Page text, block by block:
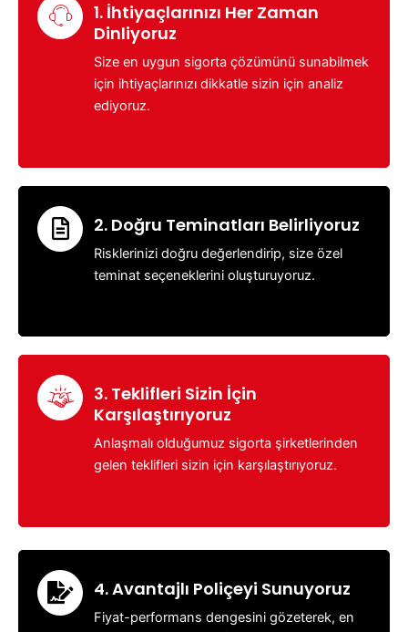
1. İhtiyaçlarınızı Her Zaman
Dinliyoruz
Size en uygun sigorta çözümünü sunabilmek
için ihtiyaçlarınızı dikkatle sizin için analiz
ediyoruz.
2. Doğru Teminatları Belirliyoruz
Risklerinizi doğru değerlendirip, size özel
teminat seçeneklerini oluşturuyoruz.
3. Teklifleri Sizin İçin
Karşılaştırıyoruz
Anlaşmalı olduğumuz sigorta şirketlerinden
gelen teklifleri sizin için karşılaştırıyoruz.
4. Avantajlı Poliçeyi Sunuyoruz
Fiyat-performans dengesini gözeterek, en